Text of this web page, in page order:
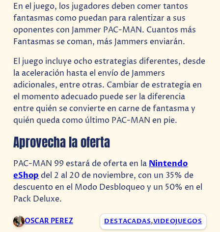
En el juego, los jugadores deben comer tantos
fantasmas como puedan para ralentizar a sus
oponentes con Jammer PAC-MAN. Cuantos más
Fantasmas se coman, más Jammers enviarán.
El juego incluye ocho estrategias diferentes, desde
la aceleración hasta el envío de Jammers
adicionales, entre otras. Cambiar de estrategia en
el momento adecuado puede ser la diferencia
entre quién se convierte en carne de fantasma y
quién queda como último PAC-MAN en pie.
Aprovecha la oferta
PAC-MAN 99 estará de oferta en laNintendo
eShopdel 2 al 20 de noviembre, con un 35% de
descuento en el Modo Desbloqueo y un 50% en el
Pack Deluxe.
OSCAR PEREZ DESTACADAS,VIDEOJUEGOS